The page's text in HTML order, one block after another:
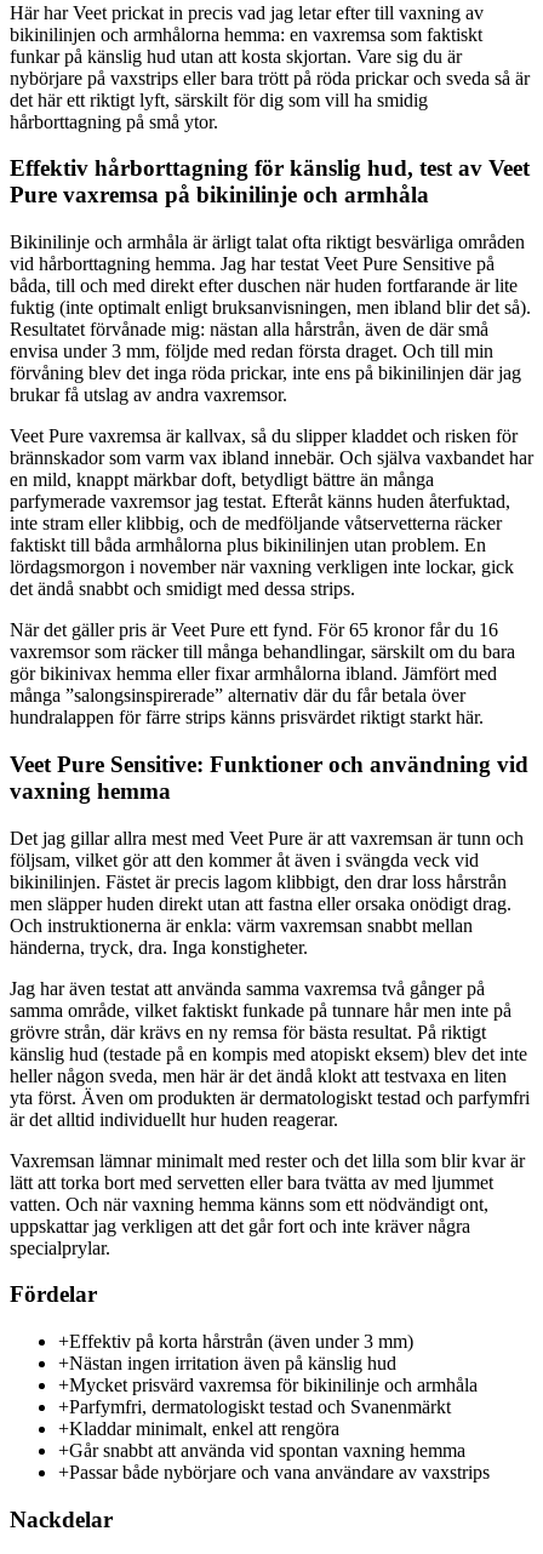
Här har Veet prickat in precis vad jag letar efter till vaxning av
bikinilinjen och armhålorna hemma: en vaxremsa som faktiskt
funkar på känslig hud utan att kosta skjortan. Vare sig du är
nybörjare på vaxstrips eller bara trött på röda prickar och sveda så är
det här ett riktigt lyft, särskilt för dig som vill ha smidig
hårborttagning på små ytor.
Effektiv hårborttagning för känslig hud, test av Veet
Pure vaxremsa på bikinilinje och armhåla
Bikinilinje och armhåla är ärligt talat ofta riktigt besvärliga områden
vid hårborttagning hemma. Jag har testat Veet Pure Sensitive på
båda, till och med direkt efter duschen när huden fortfarande är lite
fuktig (inte optimalt enligt bruksanvisningen, men ibland blir det så).
Resultatet förvånade mig: nästan alla hårstrån, även de där små
envisa under 3 mm, följde med redan första draget. Och till min
förvåning blev det inga röda prickar, inte ens på bikinilinjen där jag
brukar få utslag av andra vaxremsor.
Veet Pure vaxremsa är kallvax, så du slipper kladdet och risken för
brännskador som varm vax ibland innebär. Och själva vaxbandet har
en mild, knappt märkbar doft, betydligt bättre än många
parfymerade vaxremsor jag testat. Efteråt känns huden återfuktad,
inte stram eller klibbig, och de medföljande våtservetterna räcker
faktiskt till båda armhålorna plus bikinilinjen utan problem. En
lördagsmorgon i november när vaxning verkligen inte lockar, gick
det ändå snabbt och smidigt med dessa strips.
När det gäller pris är Veet Pure ett fynd. För 65 kronor får du 16
vaxremsor som räcker till många behandlingar, särskilt om du bara
gör bikinivax hemma eller fixar armhålorna ibland. Jämfört med
många ”salongsinspirerade” alternativ där du får betala över
hundralappen för färre strips känns prisvärdet riktigt starkt här.
Veet Pure Sensitive: Funktioner och användning vid
vaxning hemma
Det jag gillar allra mest med Veet Pure är att vaxremsan är tunn och
följsam, vilket gör att den kommer åt även i svängda veck vid
bikinilinjen. Fästet är precis lagom klibbigt, den drar loss hårstrån
men släpper huden direkt utan att fastna eller orsaka onödigt drag.
Och instruktionerna är enkla: värm vaxremsan snabbt mellan
händerna, tryck, dra. Inga konstigheter.
Jag har även testat att använda samma vaxremsa två gånger på
samma område, vilket faktiskt funkade på tunnare hår men inte på
grövre strån, där krävs en ny remsa för bästa resultat. På riktigt
känslig hud (testade på en kompis med atopiskt eksem) blev det inte
heller någon sveda, men här är det ändå klokt att testvaxa en liten
yta först. Även om produkten är dermatologiskt testad och parfymfri
är det alltid individuellt hur huden reagerar.
Vaxremsan lämnar minimalt med rester och det lilla som blir kvar är
lätt att torka bort med servetten eller bara tvätta av med ljummet
vatten. Och när vaxning hemma känns som ett nödvändigt ont,
uppskattar jag verkligen att det går fort och inte kräver några
specialprylar.
Fördelar
+Effektiv på korta hårstrån (även under 3 mm)
+Nästan ingen irritation även på känslig hud
+Mycket prisvärd vaxremsa för bikinilinje och armhåla
+Parfymfri, dermatologiskt testad och Svanenmärkt
+Kladdar minimalt, enkel att rengöra
+Går snabbt att använda vid spontan vaxning hemma
+Passar både nybörjare och vana användare av vaxstrips
Nackdelar